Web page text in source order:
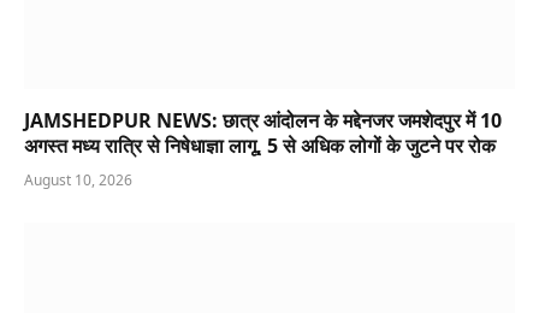
JAMSHEDPUR NEWS: छात्र आंदोलन के मद्देनजर जमशेदपुर में 10
अगस्त मध्य रात्रि से निषेधाज्ञा लागू, 5 से अधिक लोगों के जुटने पर रोक
August 10, 2026